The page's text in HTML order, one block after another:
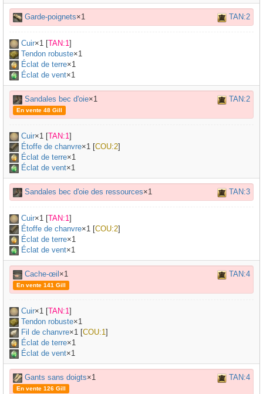
Garde-poignets×1 TAN:2
Cuir×1 [TAN:1]
Tendon robuste×1
Éclat de terre×1
Éclat de vent×1
Sandales bec d'oie×1 TAN:2
En vente 48 Gill
Cuir×1 [TAN:1]
Étoffe de chanvre×1 [COU:2]
Éclat de terre×1
Éclat de vent×1
Sandales bec d'oie des ressources×1 TAN:3
Cuir×1 [TAN:1]
Étoffe de chanvre×1 [COU:2]
Éclat de terre×1
Éclat de vent×1
Cache-œil ×1 TAN:4
En vente 141 Gill
Cuir×1 [TAN:1]
Tendon robuste×1
Fil de chanvre×1 [COU:1]
Éclat de terre×1
Éclat de vent×1
Gants sans doigts×1 TAN:4
En vente 126 Gill